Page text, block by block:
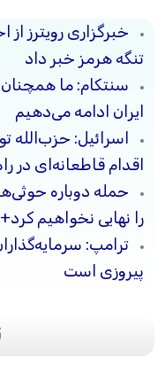
خبرگزاری رویترز از
تنگه هرمز خبر داد
سنتکام: ما همچنان
ایران ادامه می‌دهیم
اسرائیل:
اقدام قاطعانه‌ای در
حمله دوباره
را نهایی نخواهیم
ترامپ:
پیروزی است